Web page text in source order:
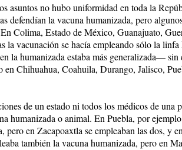
asuntos no hubo uniformidad en toda la
defendían la vacuna humanizada, pero
Colima, Estado de México, Guanajuato,
la vacunación se hacía empleando sólo la
la humanizada estaba más generalizada—
en Chihuahua, Coahuila, Durango, Jalisco,
de un estado ni todos los médicos de
humanizada o animal. En Puebla, por
pero en Zacapoaxtla se empleaban las dos, y
también la vacuna humanizada, pero en